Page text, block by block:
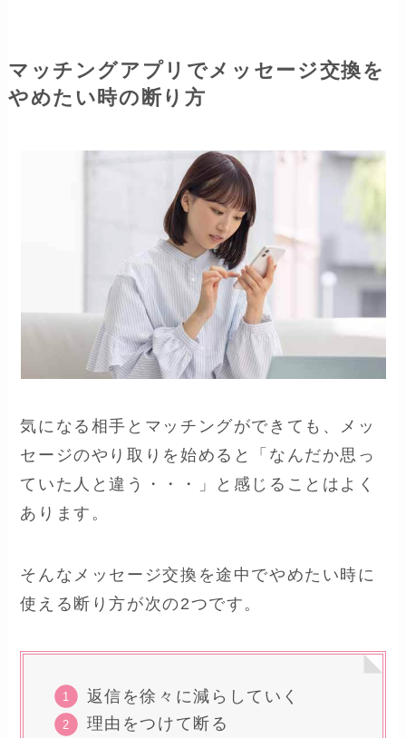
マッチングアプリでメッセージ交換を
やめたい時の断り方
気になる相手とマッチングができても、メッ
セージのやり取りを始めると「なんだか思っ
ていた人と違う・・・」と感じることはよく
あります。
そんなメッセージ交換を途中でやめたい時に
使える断り方が次の2つです。
返信を徐々に減らしていく
理由をつけて断る